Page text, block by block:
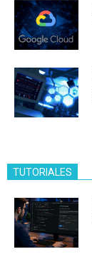
TUTORIALES